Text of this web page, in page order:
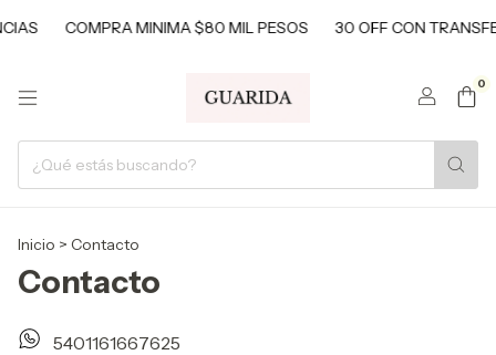
COMPRA MINIMA $80 MIL PESOS 30 OFF CON
0
Inicio > Contacto
Contacto
5401161667625